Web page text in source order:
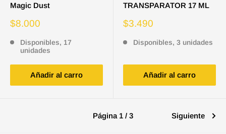
Magic Dust
Precio
venta
$8.000
Disponibles, 17
unidades
Añadir al carro
TRANSPARATOR 17 ML
Precio
venta
$3.490
Disponibles, 3 unidades
Añadir al carro
Página 1 / 3 Siguiente